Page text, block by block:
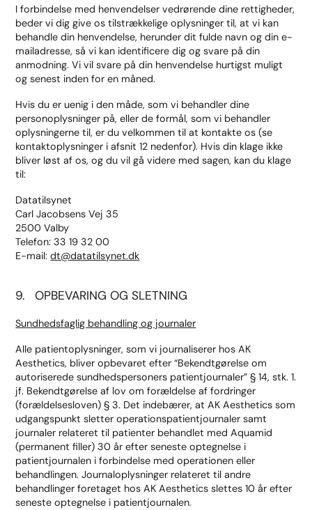
I forbindelse med henvendelser vedrørende dine rettigheder,
beder vi dig give os tilstrækkelige oplysninger til, at vi kan
behandle din henvendelse, herunder dit fulde navn og din e-
mailadresse, så vi kan identificere dig og svare på din
anmodning. Vi vil svare på din henvendelse hurtigst muligt
og senest inden for en måned.
Hvis du er uenig i den måde, som vi behandler dine
personoplysninger på, eller de formål, som vi behandler
oplysningerne til, er du velkommen til at kontakte os (se
kontaktoplysninger i afsnit 12 nedenfor). Hvis din klage ikke
bliver løst af os, og du vil gå videre med sagen, kan du klage
til:
Datatilsynet
Carl Jacobsens Vej 35
2500 Valby
Telefon: 33 19 32 00
E-mail:dt@datatilsynet.dk
9. OPBEVARING OG SLETNING
Sundhedsfaglig behandling og journaler
Alle patientoplysninger, som vi journaliserer hos AK
Aesthetics, bliver opbevaret efter “Bekendtgørelse om
autoriserede sundhedspersoners patientjournaler” § 14, stk. 1.
jf. Bekendtgørelse af lov om forældelse af fordringer
(forældelsesloven) § 3. Det indebærer, at AK Aesthetics som
udgangspunkt sletter operationspatientjournaler samt
journaler relateret til patienter behandlet med Aquamid
(permanent filler) 30 år efter seneste optegnelse i
patientjournalen i forbindelse med operationen eller
behandlingen. Journaloplysninger relateret til andre
behandlinger foretaget hos AK Aesthetics slettes 10 år efter
seneste optegnelse i patientjournalen.